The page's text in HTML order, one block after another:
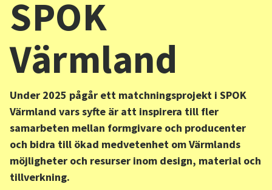
Sv/En
SPOK
Värmland
Under 2025 pågår ett matchningsprojekt i SPOK
Värmland vars syfte är att inspirera till fler
samarbeten mellan formgivare och producenter
och bidra till ökad medvetenhet om Värmlands
möjligheter och resurser inom design, material och
tillverkning.